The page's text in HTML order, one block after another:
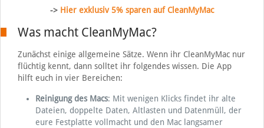
-> Hier exklusiv 5% sparen auf CleanMyMac
Was macht CleanMyMac?
Zunächst einige allgemeine Sätze. Wenn ihr CleanMyMac nur
flüchtig kennt, dann solltet ihr folgendes wissen. Die App
hilft euch in vier Bereichen:
Reinigung des Macs: Mit wenigen Klicks findet ihr alte
Dateien, doppelte Daten, Altlasten und Datenmüll, der
eure Festplatte vollmacht und den Mac langsamer